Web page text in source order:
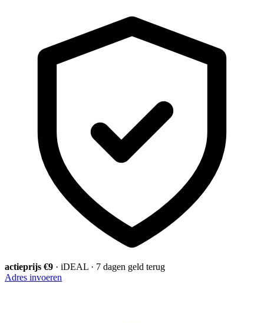
actieprijs €9 · iDEAL · 7 dagen geld terug
Adres invoeren